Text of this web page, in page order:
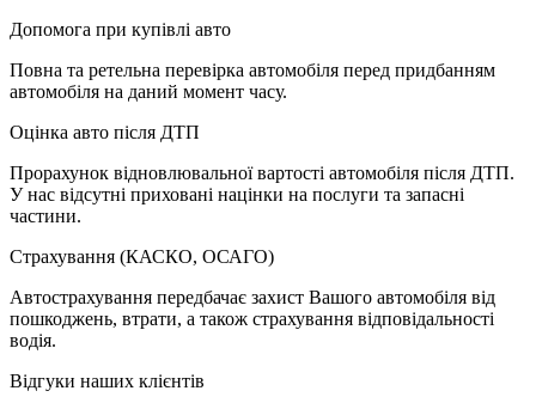
Допомога при купівлі авто
Повна та ретельна перевірка автомобіля перед придбанням
автомобіля на даний момент часу.
Оцінка авто після ДТП
Прорахунок відновлювальної вартості автомобіля після ДТП.
У нас відсутні приховані націнки на послуги та запасні
частини.
Страхування (КАСКО, ОСАГО)
Автострахування передбачає захист Вашого автомобіля від
пошкоджень, втрати, а також страхування відповідальності
водія.
Відгуки наших клієнтів